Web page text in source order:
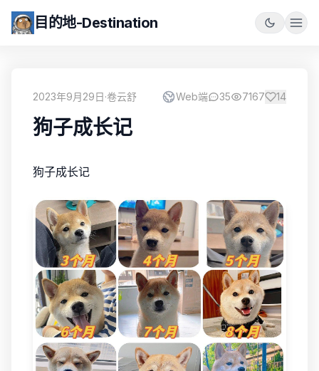
目的地-Destination
2023年9月29日·卷云舒 Web端 35 7167 14
狗子成长记
狗子成长记